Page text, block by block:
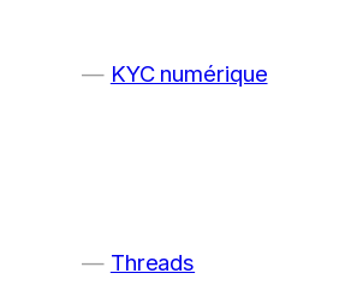
KYC numérique
Threads